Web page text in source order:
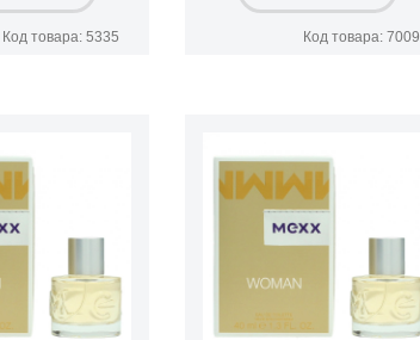
Код товара: 5335 Код товара: 7009